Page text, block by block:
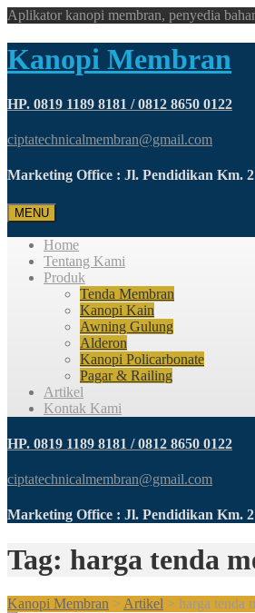
Aplikator kanopi membran, penyedia
Kanopi Membran
HP. 0819 1189 8181 / 0812 8650 0122
ciptatechnicalmembran@gmail.com
Marketing Office : Jl. Pendidikan Km.
MENU
Home
Tentang Kami
Produk
Tenda Membran
Kanopi Kain
Awning Gulung
Alderon
Kanopi Policarbonate
Pagar & Railing
Artikel
Kontak Kami
HP. 0819 1189 8181 / 0812 8650 0122
ciptatechnicalmembran@gmail.com
Marketing Office : Jl. Pendidikan Km.
Tag: harga tenda
Kanopi Membran > Artikel > harga tenda